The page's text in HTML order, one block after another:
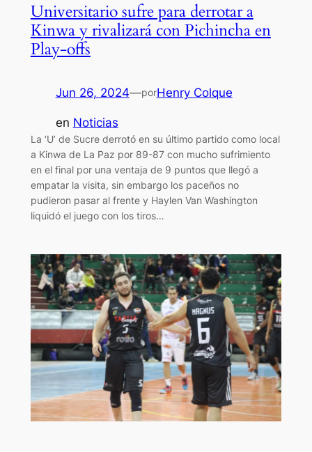
Universitario sufre para derrotar a
Kinwa y rivalizará con Pichincha en
Play-offs
Jun 26, 2024—porHenry Colque
en Noticias
La ‘U’ de Sucre derrotó en su último partido como local
a Kinwa de La Paz por 89-87 con mucho sufrimiento
en el final por una ventaja de 9 puntos que llegó a
empatar la visita, sin embargo los paceños no
pudieron pasar al frente y Haylen Van Washington
liquidó el juego con los tiros…